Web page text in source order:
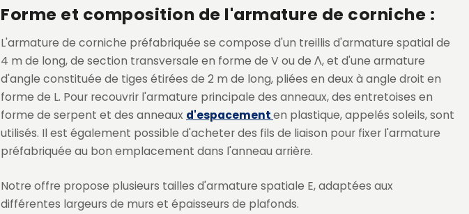
Forme et composition de l'armature de corniche :
L'armature de corniche préfabriquée se compose d'un treillis d'armature spatial de
4 m de long, de section transversale en forme de V ou de Λ, et d'une armature
d'angle constituée de tiges étirées de 2 m de long, pliées en deux à angle droit en
forme de L. Pour recouvrir l'armature principale des anneaux, des entretoises en
forme de serpent et des anneaux d'espacementen plastique, appelés soleils, sont
utilisés. Il est également possible d'acheter des fils de liaison pour fixer l'armature
préfabriquée au bon emplacement dans l'anneau arrière.
Notre offre propose plusieurs tailles d'armature spatiale E, adaptées aux
différentes largeurs de murs et épaisseurs de plafonds.